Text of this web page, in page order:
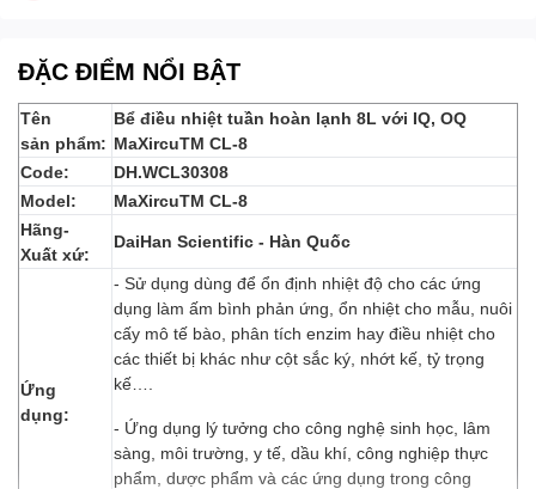
ĐẶC ĐIỂM NỔI BẬT
Tên
sản phẩm:
Bể điều nhiệt tuần hoàn lạnh 8L với IQ, OQ
MaXircuTM CL-8
Code:
DH.WCL30308
Model:
MaXircuTM CL-8
Hãng-
Xuất xứ:
DaiHan Scientific - Hàn Quốc
Ứng
dụng:
- Sử dụng dùng để ổn định nhiệt độ cho các ứng
dụng làm ấm bình phản ứng, ổn nhiệt cho mẫu, nuôi
cấy mô tế bào, phân tích enzim hay điều nhiệt cho
các thiết bị khác như cột sắc ký, nhớt kế, tỷ trọng
kế….
- Ứng dụng lý tưởng cho công nghệ sinh học, lâm
sàng, môi trường, y tế, dầu khí, công nghiệp thực
phẩm, dược phẩm và các ứng dụng trong công